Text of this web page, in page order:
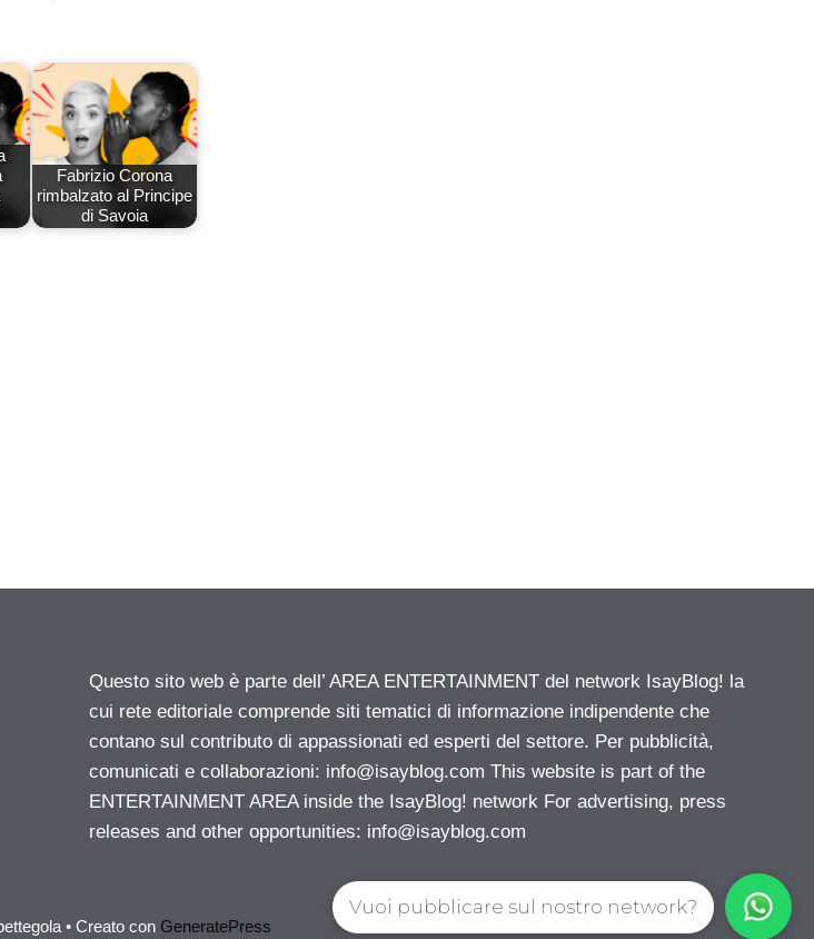
Fabrizio Corona
rimbalzato al Principe
di Savoia
Questo sito web è parte dell’ AREA ENTERTAINMENT del network IsayBlog! la
cui rete editoriale comprende siti tematici di informazione indipendente che
contano sul contributo di appassionati ed esperti del settore. Per pubblicità,
comunicati e collaborazioni: info@isayblog.com This website is part of the
ENTERTAINMENT AREA inside the IsayBlog! network For advertising, press
releases and other opportunities: info@isayblog.com
• Creato con GeneratePress
Vuoi pubblicare sul nostro network?